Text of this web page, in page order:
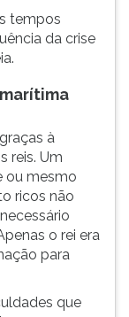
tempos
da crise
à
reis. Um
ou mesmo
ricos não
o rei era
para
que